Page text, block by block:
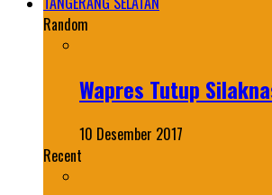
Random
Wapres Tutup
10 Desember 2017
Recent